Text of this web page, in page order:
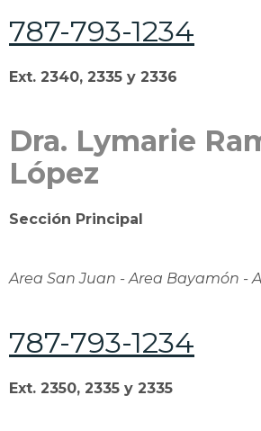
787-793-1234
Ext. 2340, 2335 y 2336
Dra. Lymarie
López
Sección Principal
Area San Juan - Area Bayamón -
787-793-1234
Ext. 2350, 2335 y 2335